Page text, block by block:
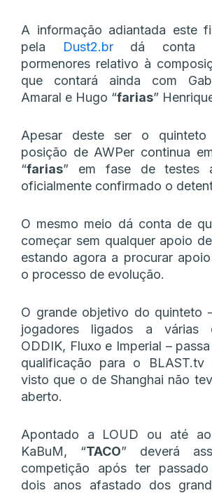
A informação adiantada este
pela
Dust2.brdá conta
pormenores relativo à
que contará ainda com
Amaral e Hugo “farias”
Apesar deste ser o quinteto
posição de AWPer continua
“farias” em fase de testes
oficialmente confirmado o
O mesmo meio dá conta de
começar sem qualquer apoio
estando agora a procurar
o processo de evolução.
O grande objetivo do quinteto
jogadores ligados a várias
ODDIK, Fluxo e Imperial –
qualificação para o BLAST.tv
visto que o de Shanghai não
aberto.
Apontado a LOUD ou até
KaBuM, “TACO” deverá
competição após ter passado
dois anos afastado dos